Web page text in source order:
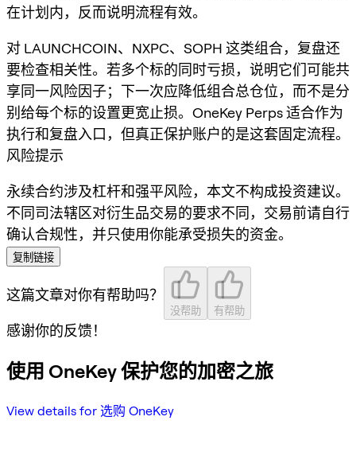
在计划内，反而说明流程有效。
对 LAUNCHCOIN、NXPC、SOPH 这类组合，复盘还
要检查相关性。若多个标的同时亏损，说明它们可能共
享同一风险因子；下一次应降低组合总仓位，而不是分
别给每个标的设置更宽止损。OneKey Perps 适合作为
执行和复盘入口，但真正保护账户的是这套固定流程。
风险提示
永续合约涉及杠杆和强平风险，本文不构成投资建议。
不同司法辖区对衍生品交易的要求不同，交易前请自行
确认合规性，并只使用你能承受损失的资金。
复制链接
这篇文章对你有帮助吗？
没帮助 有帮助
感谢你的反馈！
使用 OneKey 保护您的加密之旅
View details for 选购 OneKey